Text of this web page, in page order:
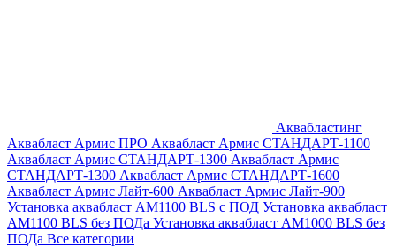
Аквабластинг
Аквабласт Армис ПРО Аквабласт Армис СТАНДАРТ-1100
Аквабласт Армис СТАНДАРТ-1300 Аквабласт Армис
СТАНДАРТ-1300 Аквабласт Армис СТАНДАРТ-1600
Аквабласт Армис Лайт-600 Аквабласт Армис Лайт-900
Установка аквабласт AM1100 BLS с ПОД Установка аквабласт
AM1100 BLS без ПОДа Установка аквабласт AM1000 BLS без
ПОДа Все категории